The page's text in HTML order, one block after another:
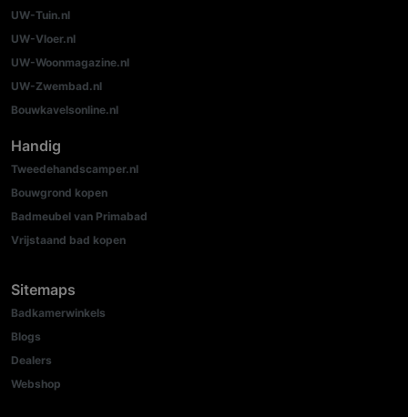
UW-Tuin.nl
UW-Vloer.nl
UW-Woonmagazine.nl
UW-Zwembad.nl
Bouwkavelsonline.nl
Handig
Tweedehandscamper.nl
Bouwgrond kopen
Badmeubel van Primabad
Vrijstaand bad kopen
Sitemaps
Badkamerwinkels
Blogs
Dealers
Webshop